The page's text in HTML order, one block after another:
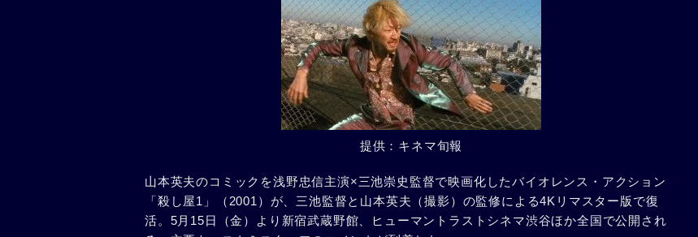
提供：キネマ旬報
山本英夫のコミックを浅野忠信主演×三池崇史監督で映画化したバイオレンス・アクション
「殺し屋1」（2001）が、三池監督と山本英夫（撮影）の監修による4Kリマスター版で復
活。5月15日（金）より新宿武蔵野館、ヒューマントラストシネマ渋谷ほか全国で公開され